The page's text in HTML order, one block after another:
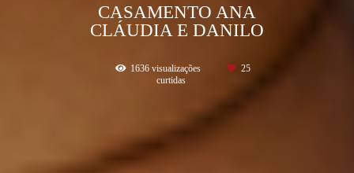
CASAMENTO ANA
CLÁUDIA E DANILO
1636 visualizações
25
curtidas